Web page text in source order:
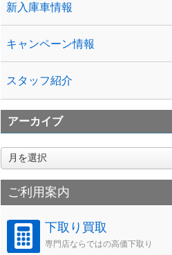
新入庫車情報
キャンペーン情報
スタッフ紹介
アーカイブ
ア
ー
カ
イ
ブ
ご利用案内
下取り買取
専門店ならではの高価下取り